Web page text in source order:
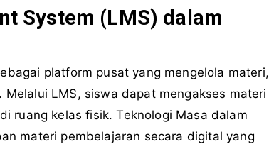
System (LMS) dalam
platform pusat yang mengelola materi,
LMS, siswa dapat mengakses materi
ruang kelas fisik. Teknologi Masa dalam
materi pembelajaran secara digital yang